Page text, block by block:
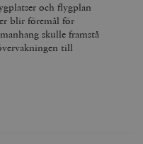
och flygplan
blir föremål för
skulle framstå
till